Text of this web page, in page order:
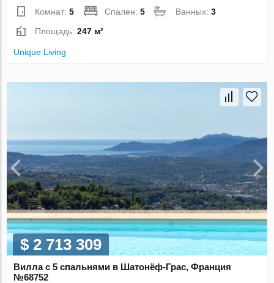
Комнат:5 Спален:5 Ванных:3
Площадь:247 м²
Unique Living
$ 2 713 309
Вилла с 5 спальнями в Шатонёф-Грас, Франция
№68752